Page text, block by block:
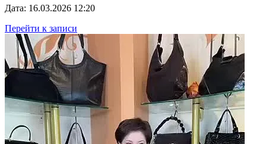
Дата: 16.03.2026 12:20
Перейти к записи